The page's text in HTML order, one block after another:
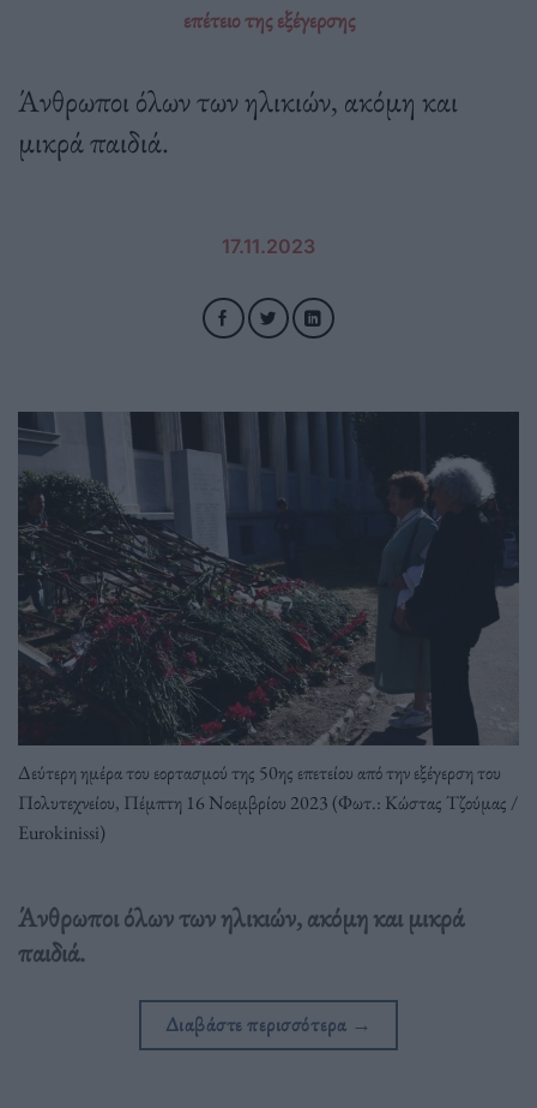
επέτειο της εξέγερσης
Άνθρωποι όλων των ηλικιών, ακόμη και
μικρά παιδιά.
17.11.2023
Δεύτερη ημέρα του εορτασμού της 50ης επετείου από την εξέγερση του
Πολυτεχνείου, Πέμπτη 16 Νοεμβρίου 2023 (Φωτ.: Κώστας Τζούμας /
Eurokinissi)
Άνθρωποι όλων των ηλικιών, ακόμη και μικρά
παιδιά.
Διαβάστε περισσότερα →